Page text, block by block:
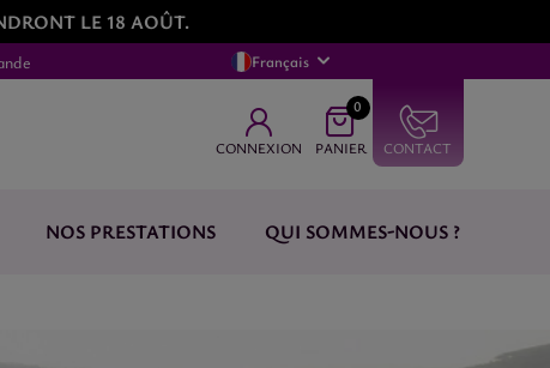
LE 18 AOÛT.
Français
CONNEXION PANIER
0
CONTACT
NOS PRESTATIONS QUI SOMMES-NOUS ?